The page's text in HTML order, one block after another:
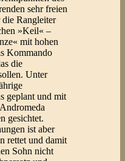
sehr freien
Rangleiter
»Keil« –
mit hohen
Kommando
die
Unter
geplant und mit
gesichtet.
ist aber
rettet und damit
Sohn nicht